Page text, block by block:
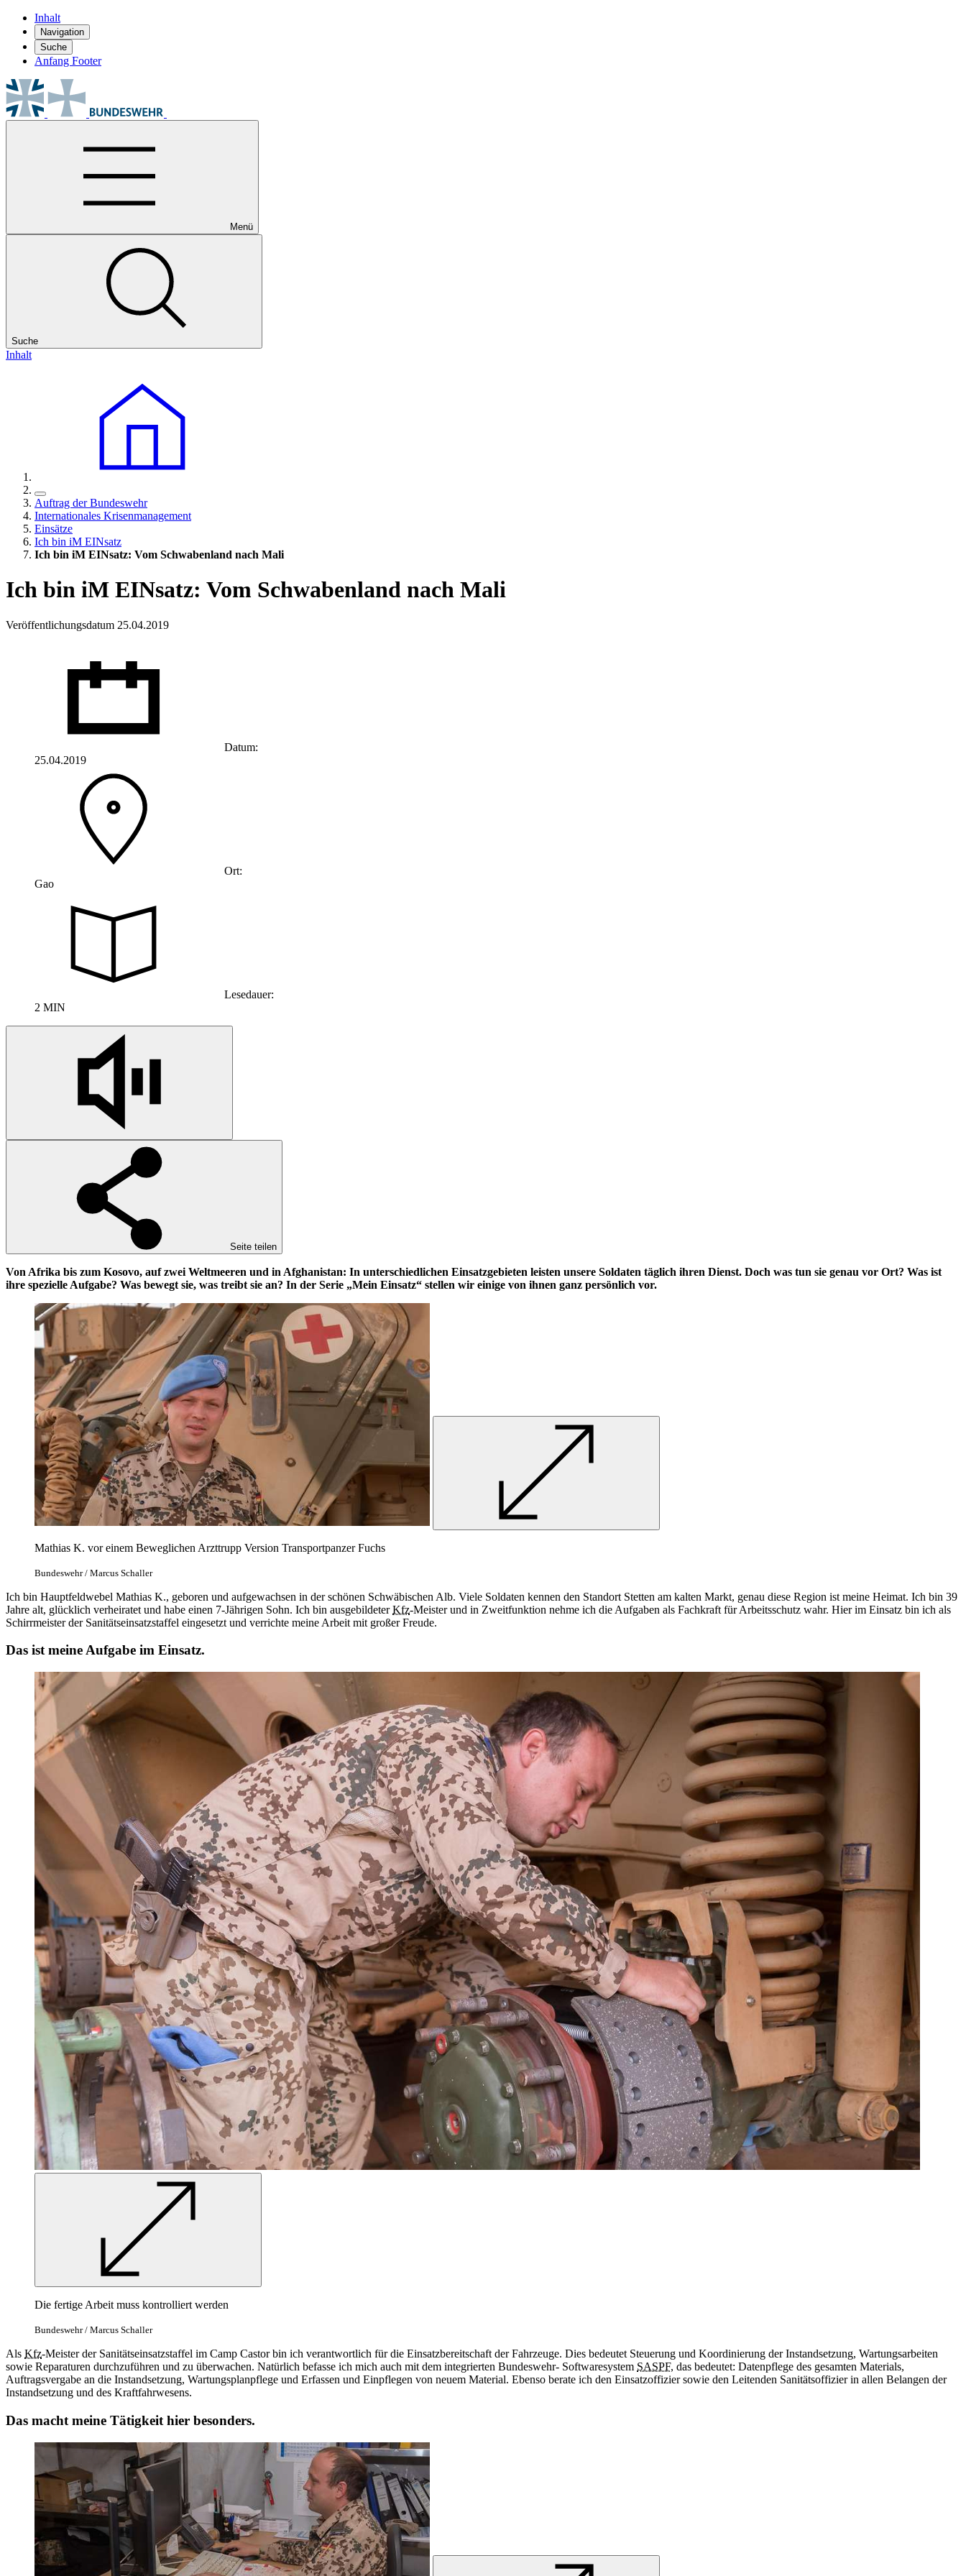
Inhalt
Navigation
Suche
Anfang Footer
Menü
Suche
Inhalt
Auftrag der Bundeswehr
Internationales Krisenmanagement
Einsätze
Ich bin iM EINsatz
Ich bin iM EINsatz: Vom Schwabenland nach Mali
Ich bin iM EINsatz: Vom Schwabenland nach Mali
Veröffentlichungsdatum 25.04.2019
Datum:
25.04.2019
Ort:
Gao
Lesedauer:
2 MIN
Seite teilen
Von Afrika bis zum Kosovo, auf zwei Weltmeeren und in Afghanistan: In unterschiedlichen Einsatzgebieten leisten unsere Soldaten täglich ihren Dienst. Doch was tun sie genau vor Ort? Was ist
ihre spezielle Aufgabe? Was bewegt sie, was treibt sie an? In der Serie „Mein Einsatz“ stellen wir einige von ihnen ganz persönlich vor.
Mathias K. vor einem Beweglichen Arzttrupp Version Transportpanzer Fuchs
Bundeswehr / Marcus Schaller
Ich bin Hauptfeldwebel Mathias K., geboren und aufgewachsen in der schönen Schwäbischen Alb. Viele Soldaten kennen den Standort Stetten am kalten Markt, genau diese Region ist meine Heimat. Ich bin 39
Jahre alt, glücklich verheiratet und habe einen 7-Jährigen Sohn. Ich bin ausgebildeterKfz-Meister und in Zweitfunktion nehme ich die Aufgaben als Fachkraft für Arbeitsschutz wahr. Hier im Einsatz bin ich als
Schirrmeister der Sanitätseinsatzstaffel eingesetzt und verrichte meine Arbeit mit großer Freude.
Das ist meine Aufgabe im Einsatz.
Die fertige Arbeit muss kontrolliert werden
Bundeswehr / Marcus Schaller
Als Kfz-Meister der Sanitätseinsatzstaffel im Camp Castor bin ich verantwortlich für die Einsatzbereitschaft der Fahrzeuge. Dies bedeutet Steuerung und Koordinierung der Instandsetzung, Wartungsarbeiten
sowie Reparaturen durchzuführen und zu überwachen. Natürlich befasse ich mich auch mit dem integrierten Bundeswehr- Softwaresystem SASPF, das bedeutet: Datenpflege des gesamten Materials,
Auftragsvergabe an die Instandsetzung, Wartungsplanpflege und Erfassen und Einpflegen von neuem Material. Ebenso berate ich den Einsatzoffizier sowie den Leitenden Sanitätsoffizier in allen Belangen der
Instandsetzung und des Kraftfahrwesens.
Das macht meine Tätigkeit hier besonders.